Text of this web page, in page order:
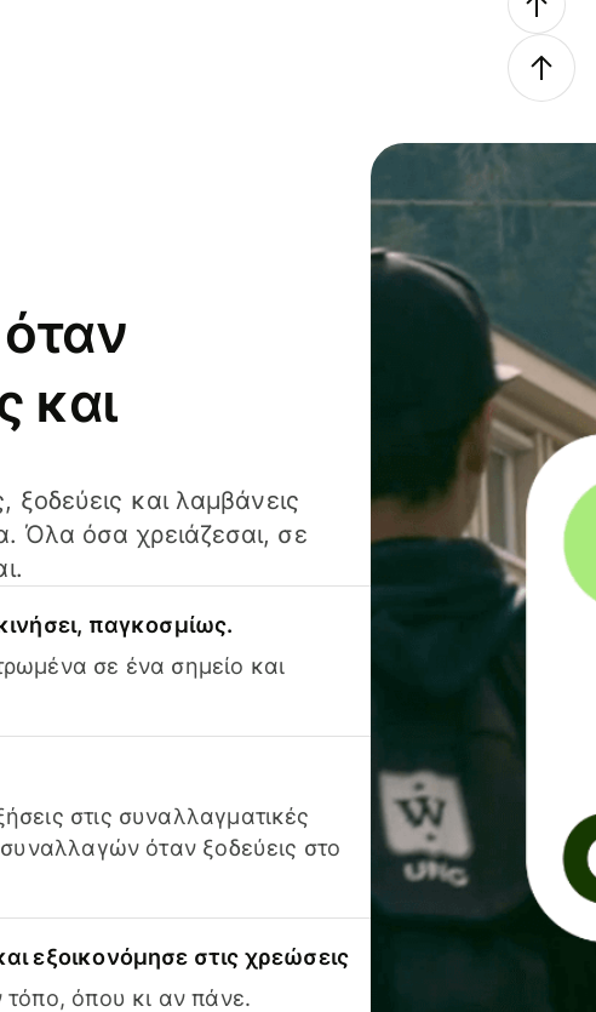
και
ξοδεύεις και λαμβάνεις
Όλα όσα χρειάζεσαι, σε
παγκοσμίως.
σε ένα σημείο και
στις συναλλαγματικές
συναλλαγών όταν ξοδεύεις στο
εξοικονόμησε στις χρεώσεις
όπου κι αν πάνε.